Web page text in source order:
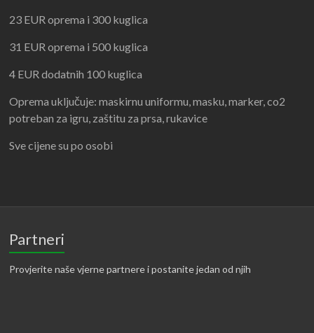
23 EUR oprema i 300 kuglica
31 EUR oprema i 500 kuglica
4 EUR dodatnih 100 kuglica
Oprema uključuje: maskirnu uniformu, masku, marker, co2
potreban za igru, zaštitu za prsa, rukavice
Sve cijene su po osobi
Partneri
Provjerite naše vjerne partnere i postanite jedan od njih